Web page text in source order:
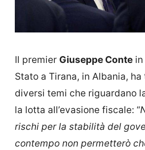
Il premier Giuseppe Conte
Stato a Tirana, in Albania,
diversi temi che riguardano
la lotta all’evasione fiscale: “
rischi per la stabilità del
contempo non permetterò